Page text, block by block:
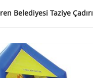
Belediyesi Taziye Çadırı